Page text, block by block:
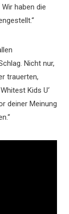
haben die
Nicht nur,
trauerten,
Kids U‘
deiner Meinung